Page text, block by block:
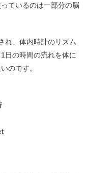
ているのは一部分の脳
れ、体内時計のリズム
日の時間の流れを体に
のです。